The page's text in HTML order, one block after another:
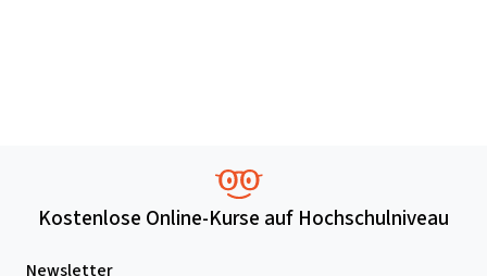
Kostenlose Online-Kurse auf Hochschulniveau
Newsletter